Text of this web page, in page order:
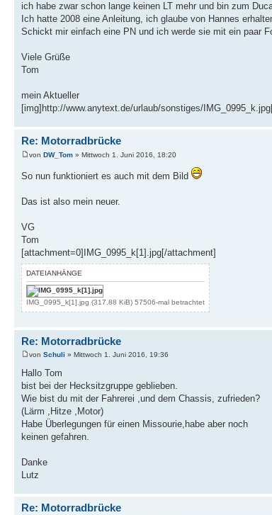
ich habe zwar schon lange keinen LT mehr und bin zum
Ich hatte 2008 eine Anleitung, ich glaube von Hannes
Schickt mir einfach eine PN und ich werde sie mit ein paar
Viele Grüße
Tom
mein Aktueller
[img]http://www.anytext.de/urlaub/sonstiges/
Re: Motorradbrücke
von DW_Tom » Mittwoch 1. Juni 2016, 18:20
So nun funktioniert es auch mit dem Bild
Das ist also mein neuer.
VG
Tom
[attachment=0]IMG_0995_k[1].jpg[/attachment]
DATEIANHÄNGE
IMG_0995_k[1].jpg (317.88 KiB) 57506-mal betrachtet
Re: Motorradbrücke
von Schuli » Mittwoch 1. Juni 2016, 19:36
Hallo Tom
bist bei der Hecksitzgruppe geblieben.
Wie bist du mit der Fahrerei ,und dem Chassis, zufrieden?
(Lärm ,Hitze ,Motor)
Habe Überlegungen für einen Missourie,habe aber noch
keinen gefahren.
Danke
Lutz
Re: Motorradbrücke